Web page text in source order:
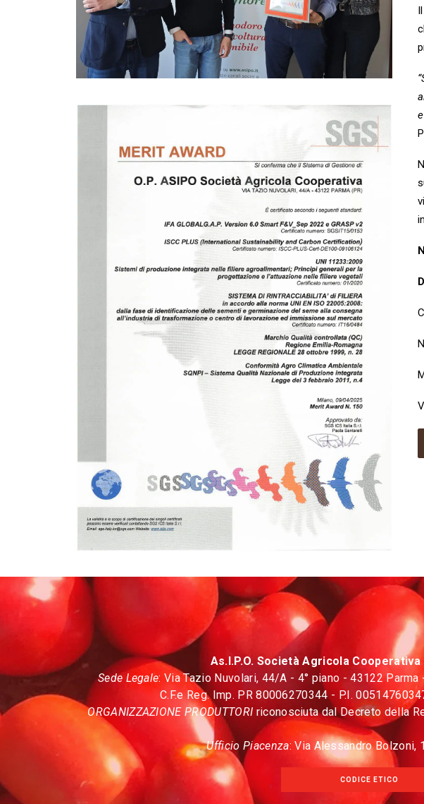
As.I.P.O. Società Agricola
Sede Legale: Via Tazio Nuvolari, 44/A - 4° piano - 43122
C.F.e Reg. Imp. PR 80006270344 - P.I.
ORGANIZZAZIONE PRODUTTORI riconosciuta dal Decreto della
Ufficio Piacenza: Via Alessandro Bolzoni,
CODICE ETICO